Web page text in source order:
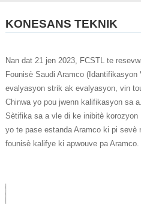
KONESANS TEKNIK
Nan dat 21 jen 2023, FCSTL te
Founisè Saudi Aramco (Idantifikasyon
evalyasyon strik ak evalyasyon, vin
Chinwa yo pou jwenn kalifikasyon sa a.
Sètifika sa a vle di ke inibitè
yo te pase estanda Aramco ki pi sevè
founisè kalifye ki apwouve pa Aramco.